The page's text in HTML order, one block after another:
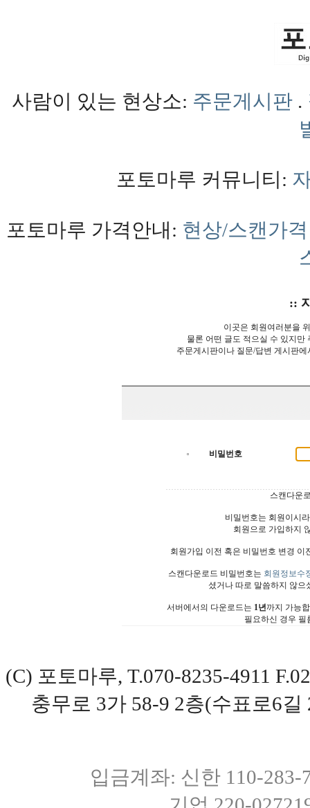
사람이 있는 현상소: 주문게시판 .
포토마루 커뮤니티:
포토마루 가격안내: 현상/스캔가격
::
이곳은 회원여러분을
물론 어떤 글도 적으실 수 있지만
주문게시판이나 질문/답변 게시판
비밀번호
스캔다운
비밀번호는 회원이시
회원으로 가입하지
회원가입 이전 혹은 비밀번호 변경
스캔다운로드 비밀번호는 회원정보수
셨거나 따로 말씀하지 않으
서버에서의 다운로드는 1년까지 가능
필요하신 경우 필
(C) 포토마루, T.070-8235-4911
충무로 3가 58-9 2층(수표로6
입금계좌: 신한 110-